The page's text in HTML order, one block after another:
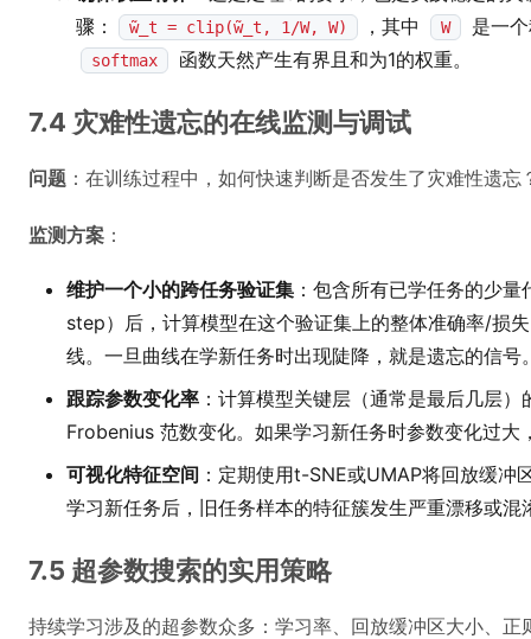
骤：
w̃_t = clip(w̃_t, 1/W, W) ，其中 W 是一
softmax 函数天然产生有界且和为1的权重。
7.4 灾难性遗忘的在线监测与调试
问题 ：在训练过程中，如何快速判断是否发生了灾难性遗忘
监测方案 ：
维护一个小的跨任务验证集 ：包含所有已学任务的少
step）后，计算模型在这个验证集上的整体准确率/损
线。一旦曲线在学新任务时出现陡降，就是遗忘的信号
跟踪参数变化率 ：计算模型关键层（通常是最后几层
Frobenius 范数变化。如果学习新任务时参数变化过大
可视化特征空间 ：定期使用t-SNE或UMAP将回放缓冲
学习新任务后，旧任务样本的特征簇发生严重漂移或混
7.5 超参数搜索的实用策略
持续学习涉及的超参数众多：学习率、回放缓冲区大小、